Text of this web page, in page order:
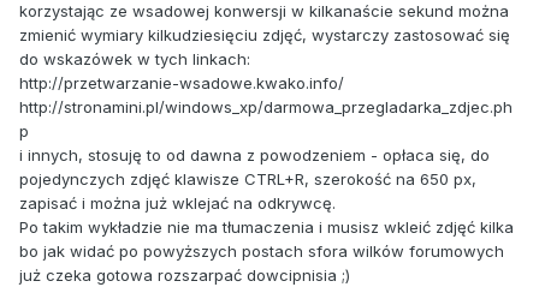
korzystając ze wsadowej konwersji w kilkanaście sekund można
zmienić wymiary kilkudziesięciu zdjęć, wystarczy zastosować się
do wskazówek w tych linkach:
http://przetwarzanie-wsadowe.kwako.info/
http://stronamini.pl/windows_xp/darmowa_przegladarka_zdjec.ph
p
i innych, stosuję to od dawna z powodzeniem - opłaca się, do
pojedynczych zdjęć klawisze CTRL+R, szerokość na 650 px,
zapisać i można już wklejać na odkrywcę.
Po takim wykładzie nie ma tłumaczenia i musisz wkleić zdjęć kilka
bo jak widać po powyższych postach sfora wilków forumowych
już czeka gotowa rozszarpać dowcipnisia ;)